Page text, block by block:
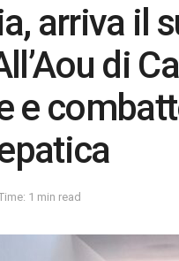
arriva il
di
e
1 min read